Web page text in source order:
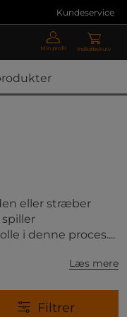
Kundeservice
Min profil Indkøbskurv
eller stræber
i denne proces....
Læs mere
Filtrer